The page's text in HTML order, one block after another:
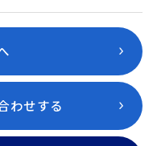
わせする